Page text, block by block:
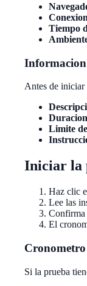
Tiempo
Antes de iniciar
Limite
Iniciar la
Haz clic
Lee las
Confirma
El
Cronometro
Si la prueba